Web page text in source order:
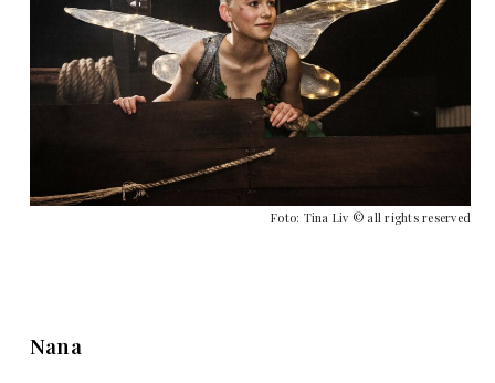
Foto: Tina Liv © all rights reserved
Nana